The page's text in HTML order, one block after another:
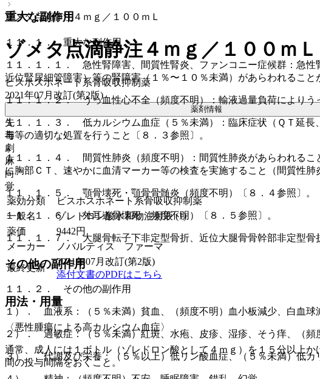
重大な副作用
１１．１． 重大な副作用
１１．１．１． 急性腎障害、間質性腎炎、ファンコニー症候群：急
近位腎尿細管障害）等の腎障害（１％〜１０％未満）があらわれるこ
１１．１．２． うっ血性心不全（頻度不明）：輸液過量負荷により
１１．１．３． 低カルシウム血症（５％未満）：臨床症状（ＱＴ延
与等の適切な処置を行うこと〔８．３参照〕。
１１．１．４． 間質性肺炎（頻度不明）：間質性肺炎があらわれる
に胸部ＣＴ、速やかに血清マーカー等の検査を実施すること（間質性
１１．１．５． 顎骨壊死・顎骨骨髄炎（頻度不明）〔８．４参照〕。
１１．１．６． 外耳道骨壊死（頻度不明）〔８．５参照〕。
１１．１．７． 大腿骨転子下非定型骨折、近位大腿骨骨幹部非定型骨
その他の副作用
１１．２． その他の副作用
１）． 血液系：（５％未満）貧血、（頻度不明）血小板減少、白血球
２）． 過敏症：（５％未満）紅斑、水疱、皮疹、湿疹、そう痒、（頻
３）． 代謝及び栄養：（５％以上）低リン酸血症、（５％未満）低
ゾメタ点滴静注４ｍｇ／１００ｍＬ
ゾメタ点滴静注４ｍｇ／１００ｍＬ
ビスホスホネート系骨吸収抑制薬
2021年07月改訂(第2版)
薬剤情報
先
毒
劇
麻
向
覚
薬効分類
ビスホスホネート系骨吸収抑制薬
一般名
ゾレドロン酸水和物注射液 (1)
薬価
9442円
メーカー
ノバルティス ファーマ
最終更新
2021年07月改訂(第2版)
添付文書のPDFはこちら
用法・用量
〈悪性腫瘍による高カルシウム血症〉
通常、成人には１ボトル（ゾレドロン酸として４ｍｇ）を１５分以上
間の投与間隔をおくこと。